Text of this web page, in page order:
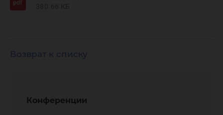
Возврат к списку
Конференции